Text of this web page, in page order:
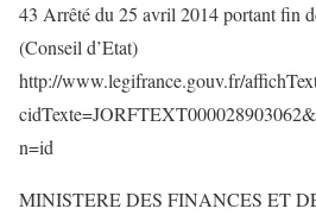
43 Arrêté du 25 avril 2014 portant fin
(Conseil d’Etat)
http://www.legifrance.gouv.fr/
n=id
MINISTERE DES FINANCES ET